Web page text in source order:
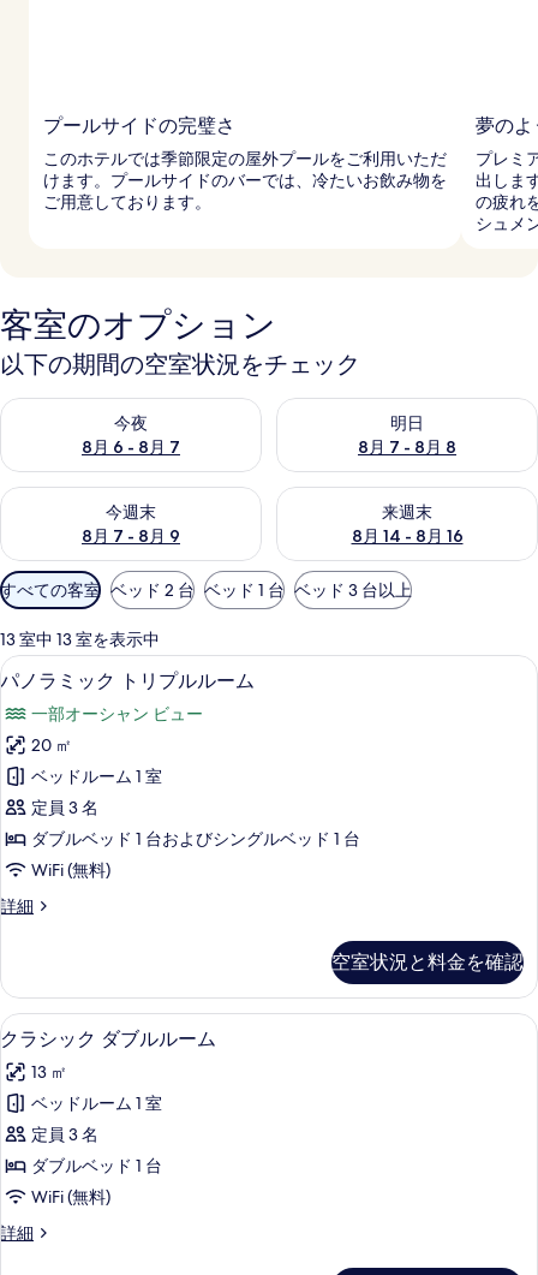
プールサイドの完璧さ
このホテルでは季節限定の屋外プールをご利用いただ
けます。プールサイドのバーでは、冷たいお飲み物を
ご用意しております。
夢のよ
プレミ
出しま
の疲れ
シュメ
客室のオプション
以下の期間の空室状況をチェック
今夜
8月 6 - 8月 7
今夜 8月 6 - 8月 7 の空室状況をチェック
明日
8月 7 - 8月 8
明日 8月 7 - 8月 8 の空室状況
今週末
8月 7 - 8月 9
今週末 8月 7 - 8月 9 の空室状況をチェック
来週末
8月 14 - 8月 16
来週末 8月 14 - 8月 16 の空室
利
用
可
能
な
客
室
の
絞
り
込
み
条
すべての客室 ベッド 2 台 ベッド 1 台 ベッド 3 台以上
13 室中 13 室を表示中
パ
ラ
ミ
ッ
ク
ト
リ
プ
ル
ー
ム
の
す
べ
て
の
写
パノラミック トリプルルーム | 部屋
5
パノラミック トリプルルーム
一部オーシャン ビュー
20 ㎡
ベッドルーム 1 室
定員 3 名
ダブルベッド 1 台およびシングルベッド 1 台
WiFi (無料)
詳細
パ
ッ
ク
ト
プ
ル
ー
ム
の
詳
細
空室状況と料金を確認
ク
ラ
シ
ッ
ク
ダ
ブ
ル
高級寝具、ミニバー、セーフティボ
9
クラシック ダブルルーム
13 ㎡
ベッドルーム 1 室
定員 3 名
ダブルベッド 1 台
WiFi (無料)
詳細
ク